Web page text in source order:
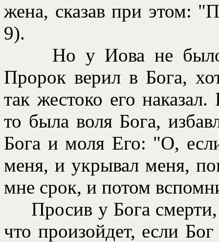
жена, сказав при этом:
9).
Но у Иова не было
Пророк верил в Бога,
так жестоко его
то была воля Бога,
Бога и моля Его: "О,
меня, и укрывал меня,
мне срок, и потом
Просив у Бога
что произойдет, если